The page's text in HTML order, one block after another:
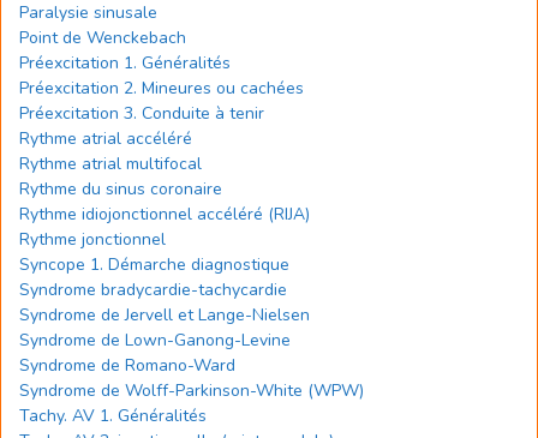
Paralysie sinusale
Point de Wenckebach
Préexcitation 1. Généralités
Préexcitation 2. Mineures ou cachées
Préexcitation 3. Conduite à tenir
Rythme atrial accéléré
Rythme atrial multifocal
Rythme du sinus coronaire
Rythme idiojonctionnel accéléré (RIJA)
Rythme jonctionnel
Syncope 1. Démarche diagnostique
Syndrome bradycardie-tachycardie
Syndrome de Jervell et Lange-Nielsen
Syndrome de Lown-Ganong-Levine
Syndrome de Romano-Ward
Syndrome de Wolff-Parkinson-White (WPW)
Tachy. AV 1. Généralités